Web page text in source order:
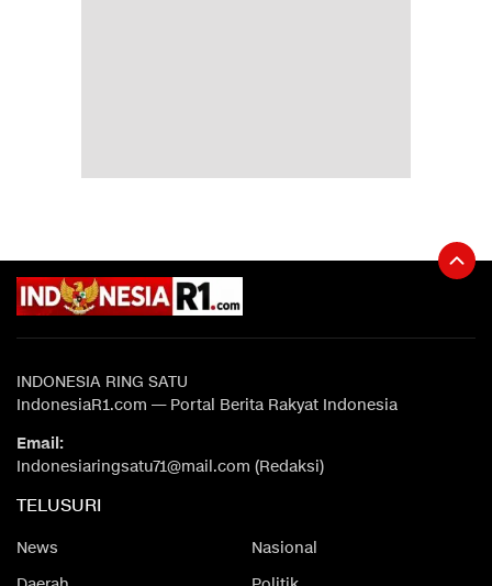
INDONESIA RING SATU
IndonesiaR1.com — Portal Berita Rakyat Indonesia
Email:
Indonesiaringsatu71@mail.com (Redaksi)
TELUSURI
News
Nasional